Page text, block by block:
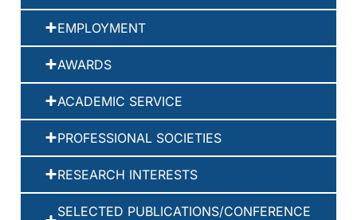
EMPLOYMENT
AWARDS
ACADEMIC SERVICE
PROFESSIONAL SOCIETIES
RESEARCH INTERESTS
SELECTED PUBLICATIONS/CONFERENCE